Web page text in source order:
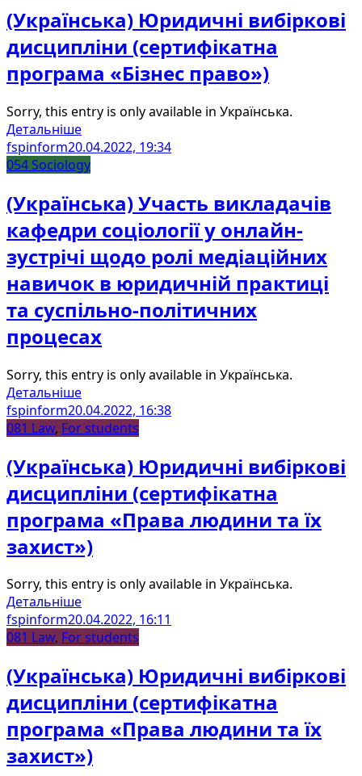
(Українська) Юридичні вибіркові
дисципліни (сертифікатна
програма «Бізнес право»)
Sorry, this entry is only available in Українська.
Детальніше
fspinform20.04.2022, 19:34
054 Sociology
(Українська) Участь викладачів
кафедри соціології у онлайн-
зустрічі щодо ролі медіаційних
навичок в юридичній практиці
та суспільно-політичних
процесах
Sorry, this entry is only available in Українська.
Детальніше
fspinform20.04.2022, 16:38
081 Law, For students
(Українська) Юридичні вибіркові
дисципліни (сертифікатна
програма «Права людини та їх
захист»)
Sorry, this entry is only available in Українська.
Детальніше
fspinform20.04.2022, 16:11
081 Law, For students
(Українська) Юридичні вибіркові
дисципліни (сертифікатна
програма «Права людини та їх
захист»)